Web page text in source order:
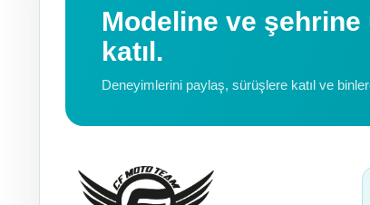
Modeline ve şehrine
katıl.
Deneyimlerini paylaş, sürüşlere katıl ve